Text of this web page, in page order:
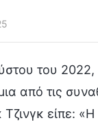
του
από τις
είπε: